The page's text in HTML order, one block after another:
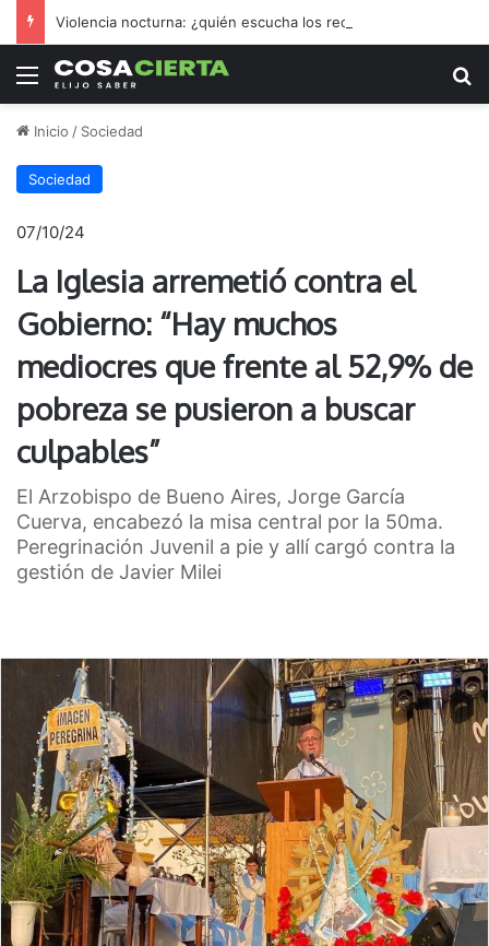
Menú
Inicio / Sociedad
Sociedad
07/10/24
La Iglesia arremetió contra el
Gobierno: “Hay muchos
mediocres que frente al 52,9% de
pobreza se pusieron a buscar
culpables”
El Arzobispo de Bueno Aires, Jorge García
Cuerva, encabezó la misa central por la 50ma.
Peregrinación Juvenil a pie y allí cargó contra la
gestión de Javier Milei